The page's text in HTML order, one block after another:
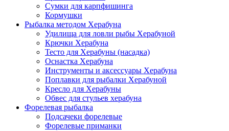
Сумки для карпфишинга
Кормушки
Рыбалка методом Херабуна
Удилища для ловли рыбы Херабуной
Крючки Херабуна
Тесто для Херабуны (насадка)
Оснастка Херабуна
Инструменты и аксессуары Херабуна
Поплавки для рыбалки Херабуной
Кресло для Херабуны
Обвес для стульев херабуна
Форелевая рыбалка
Подсачеки форелевые
Форелевые приманки